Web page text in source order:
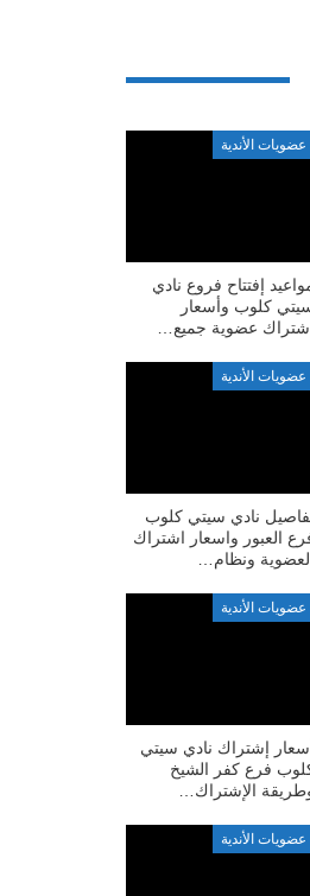
عضويات الأندية
إفتتاح فروع نادي
كلوب وأسعار
عضوية جميع…
عضويات الأندية
نادي سيتي كلوب
العبور واسعار اشتراك
ونظام…
عضويات الأندية
إشتراك نادي سيتي
فرع كفر الشيخ
الإشتراك…
عضويات الأندية